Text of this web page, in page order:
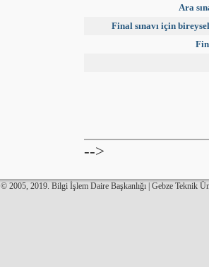
Ara
Final sınavı için
-->
© 2005, 2019. Bilgi İşlem Daire Başkanlığı | Gebze Teknik